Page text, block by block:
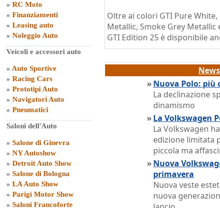
» RC Moto
» Finanziamenti
» Leasing auto
» Noleggio Auto
Veicoli e accessori auto
» Auto Sportive
» Racing Cars
» Prototipi Auto
» Navigatori Auto
» Pneumatici
Saloni dell'Auto
» Salone di Ginevra
» NY Autoshow
» Detroit Auto Show
» Salone di Bologna
» LA Auto Show
» Parigi Motor Show
» Saloni Francoforte
Oltre ai colori GTI Pure
Metallic, Smoke Grey Metallic
GTI Edition 25 è disponibile
» Nuova Polo: più
La declinazione
dinamismo
» La Volkswagen
La Volkswagen
edizione limitata
piccola ma
» Nuova
primavera
Nuova veste
nuova